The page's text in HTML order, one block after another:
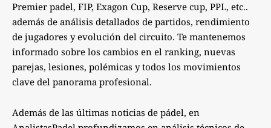
Premier padel, FIP, Exagon Cup, Reserve cup, PPL, etc..
además de análisis detallados de partidos, rendimiento
de jugadores y evolución del circuito. Te mantenemos
informado sobre los cambios en el ranking, nuevas
parejas, lesiones, polémicas y todos los movimientos
clave del panorama profesional.
Además de las últimas noticias de pádel, en